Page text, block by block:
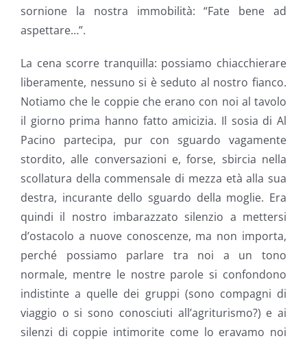
sornione la nostra immobilità: “Fate bene ad
aspettare…”.
La cena scorre tranquilla: possiamo chiacchierare
liberamente, nessuno si è seduto al nostro fianco.
Notiamo che le coppie che erano con noi al tavolo
il giorno prima hanno fatto amicizia. Il sosia di Al
Pacino partecipa, pur con sguardo vagamente
stordito, alle conversazioni e, forse, sbircia nella
scollatura della commensale di mezza età alla sua
destra, incurante dello sguardo della moglie. Era
quindi il nostro imbarazzato silenzio a mettersi
d’ostacolo a nuove conoscenze, ma non importa,
perché possiamo parlare tra noi a un tono
normale, mentre le nostre parole si confondono
indistinte a quelle dei gruppi (sono compagni di
viaggio o si sono conosciuti all’agriturismo?) e ai
silenzi di coppie intimorite come lo eravamo noi